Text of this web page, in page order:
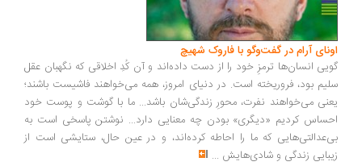
آرام در گفت‌وگو با فاروک شهیچ‭
انسان‌ها ترمزِ خود را از دست داده‌اند و آن کُدِ اخلاقی که نگهبان عقل
بود، فروریخته است. در دنیای امروز، همه می‌خواهند فاشیست باشند؛
می‌خواهند نفرت، محورِ زندگی‌شان باشد... ما با گوشت و پوست خود
کردیم «دیگری» بودن چه معنایی دارد... نوشتن پاسخی است به
که ما را احاطه کرده‌اند، و در عین حال، ستایشی است از
زندگی و شادی‌هایش...